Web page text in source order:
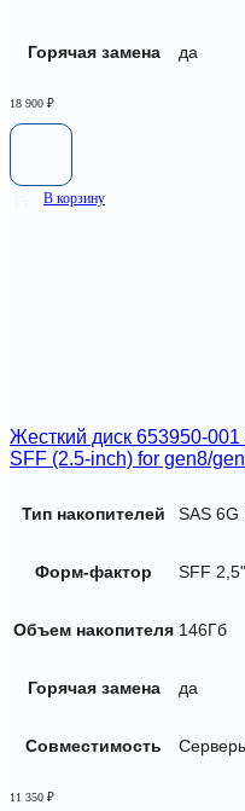
Горячая замена да
18 900 ₽
В корзину
Жесткий диск 653950-
SFF (2.5-inch) for gen8/
Тип накопителей SAS 6G
Форм-фактор SFF 2,5"
Объем накопителя 146Гб
Горячая замена да
Совместимость
11 350 ₽